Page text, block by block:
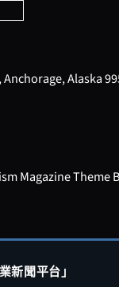
Alaska
Magazine Theme
新聞平台」